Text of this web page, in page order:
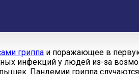
гриппа и поражающее в
инфекций у людей из-за
Пандемии гриппа